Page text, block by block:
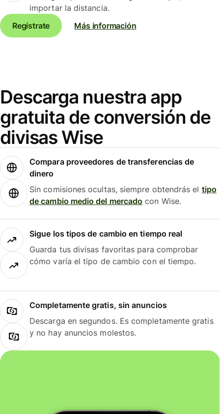
importar la distancia.
Regístrate
Más información
Descarga nuestra app
gratuita de conversión de
divisas Wise
Compara proveedores de transferencias de
dinero
Sin comisiones ocultas, siempre obtendrás el tipo
de cambio medio del mercado con Wise.
Sigue los tipos de cambio en tiempo real
Guarda tus divisas favoritas para comprobar
cómo varía el tipo de cambio con el tiempo.
Completamente gratis, sin anuncios
Descarga en segundos. Es completamente gratis
y no hay anuncios molestos.